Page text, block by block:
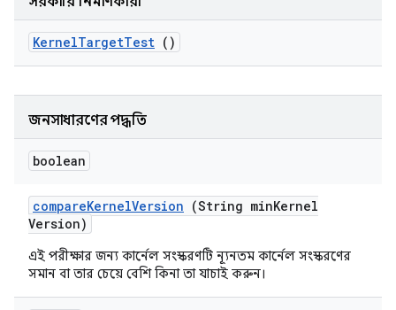
KernelTargetTest ()
জনসাধারণের পদ্ধতি
boolean
compareKernelVersion (String minKernel
Version)
এই পরীক্ষার জন্য কার্নেল সংস্করণটি ন্যূনতম কার্নেল সংস্করণের
সমান বা তার চেয়ে বেশি কিনা তা যাচাই করুন।